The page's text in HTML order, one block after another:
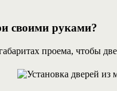
своими руками?
проема, чтобы